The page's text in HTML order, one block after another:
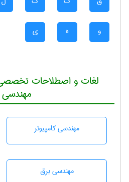
و ه ی
لغات و اصطلاحات
مهندسی
مهندسی كامپيوتر
مهندسی برق